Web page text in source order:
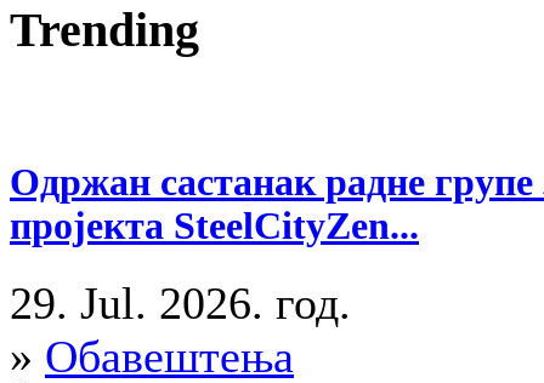
Trending
Одржан састанак радне
пројекта SteelCityZen...
29. Jul. 2026. год.
» Обавештења